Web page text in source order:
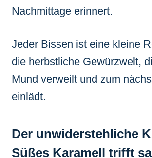
Nachmittage erinnert.
Jeder Bissen ist eine kleine
die herbstliche Gewürzwelt,
Mund verweilt und zum
einlädt.
Der unwiderstehliche
Süßes Karamell trifft